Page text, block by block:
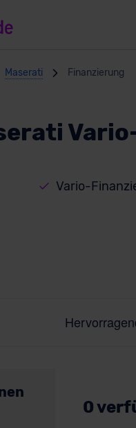
Maserati Finanzierung
Vario-
0